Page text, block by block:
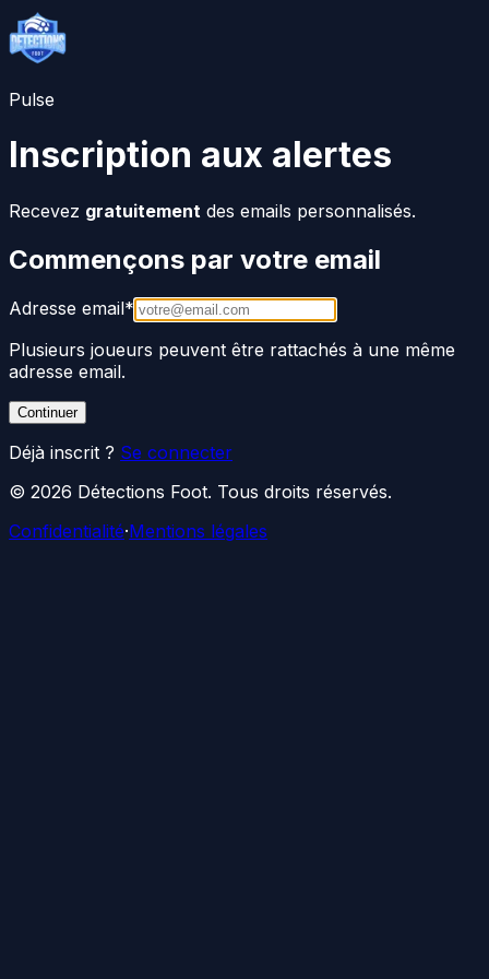
Pulse
Inscription aux alertes
Recevez gratuitement des emails personnalisés.
Commençons par votre email
Adresse email*
Plusieurs joueurs peuvent être rattachés à une même
adresse email.
Continuer
Déjà inscrit ? Se connecter
© 2026 Détections Foot. Tous droits réservés.
Confidentialité·Mentions légales